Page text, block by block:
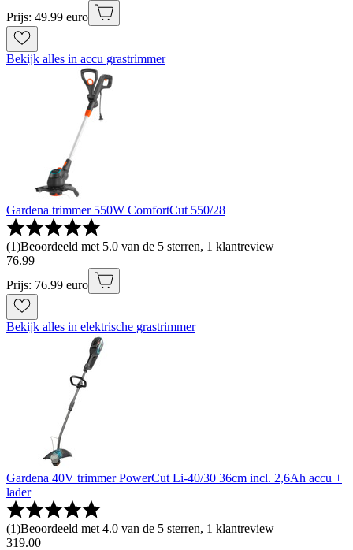
Prijs: 49.99 euro
Bekijk alles in accu grastrimmer
Gardena trimmer 550W ComfortCut 550/28
(1)Beoordeeld met 5.0 van de 5 sterren, 1 klantreview
76.99
Prijs: 76.99 euro
Bekijk alles in elektrische grastrimmer
Gardena 40V trimmer PowerCut Li-40/30 36cm incl. 2,6Ah accu +
lader
(1)Beoordeeld met 4.0 van de 5 sterren, 1 klantreview
319.00